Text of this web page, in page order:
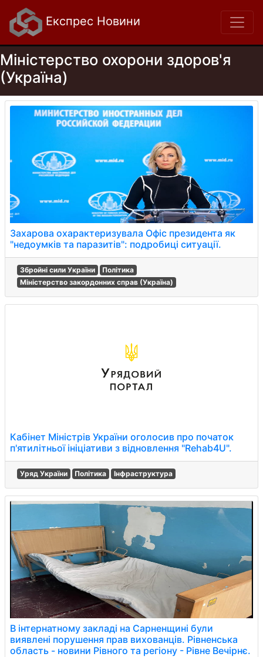
Експрес Новини
Міністерство охорони здоров'я
(Україна)
Захарова охарактеризувала Офіс президента як
"недоумків та паразитів": подробиці ситуації.
Збройні сили України
Політика
Міністерство закордонних справ (Україна)
Кабінет Міністрів України оголосив про початок
п'ятилітньої ініціативи з відновлення "Rehab4U".
Уряд України Політика Інфраструктура
В інтернатному закладі на Сарненщині були
виявлені порушення прав вихованців. Рівненська
область - новини Рівного та регіону - Рівне Вечірнє.